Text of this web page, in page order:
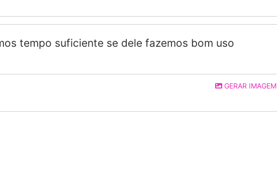
tempo suficiente se dele fazemos bom uso
GERAR IMAGEM